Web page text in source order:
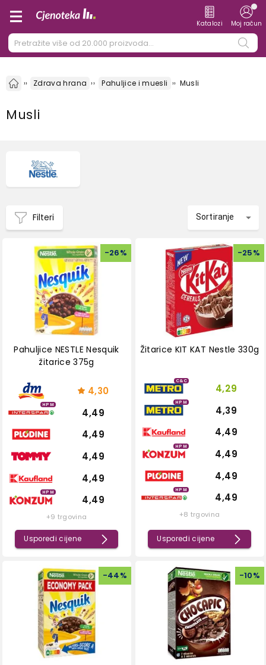
Katalozi Moj račun
Zdrava hrana Pahuljice i muesli Musli
Musli
Filteri Sortiranje
-26%
Pahuljice NESTLE Nesquik
žitarice 375g
4,30
HPM
4,49
4,49
4,49
4,49
HPM
4,49
+9 trgovina
Usporedi cijene
-25%
Žitarice KIT KAT Nestle 330g
C&C
4,29
HPM
4,39
4,49
HPM
4,49
4,49
HPM
4,49
+8 trgovina
Usporedi cijene
-44% -10%